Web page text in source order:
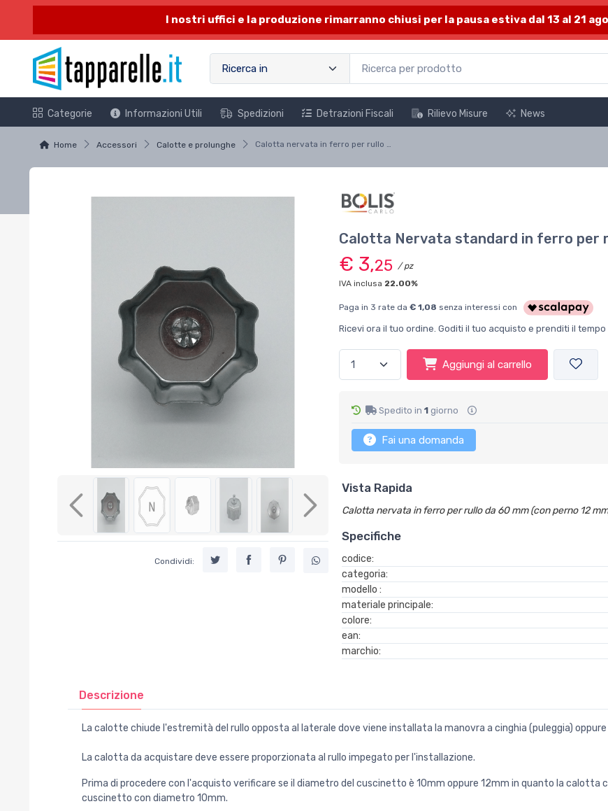
I nostri uffici e la produzione rimarranno chiusi per la pausa estiva dal 13 al 21
Categorie Informazioni Utili Spedizioni Detrazioni Fiscali Rilievo Misure News
Home Accessori Calotte e prolunghe
Previous Next
Condividi:
Calotta Nervata standard in ferro per
€ 3,25
/ pz
IVA inclusa 22.00%
Paga in 3 rate da€ 1,08 senza interessi con
Ricevi ora il tuo ordine. Goditi il tuo acquisto e prenditi il
Aggiungi al carrello
Spedito in1 giorno
Fai una domanda
Vista Rapida
Calotta nervata in ferro per rullo da 60 mm (con perno 12
Specifiche
codice:
categoria:
modello :
materiale principale:
colore:
ean:
marchio:
Descrizione
La calotte chiude l'estremità del rullo opposta al laterale dove viene installata la manovra a cinghia (puleggia)
La calotta da acquistare deve essere proporzionata al rullo impegato per l'installazione.
Prima di procedere con l'acquisto verificare se il diametro del cuscinetto è 10mm oppure 12mm in quanto la calotta
cuscinetto con diametro 10mm.